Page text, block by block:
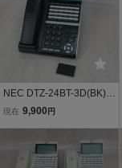
NEC DTZ-24BT-3D(BK)T
EL Aspire UX 電池付 保証
現在 9,900 円